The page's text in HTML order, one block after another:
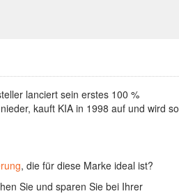
lanciert sein erstes 100 %
kauft KIA in 1998 auf und wird so
, die für diese Marke ideal ist?
Sie und sparen Sie bei Ihrer